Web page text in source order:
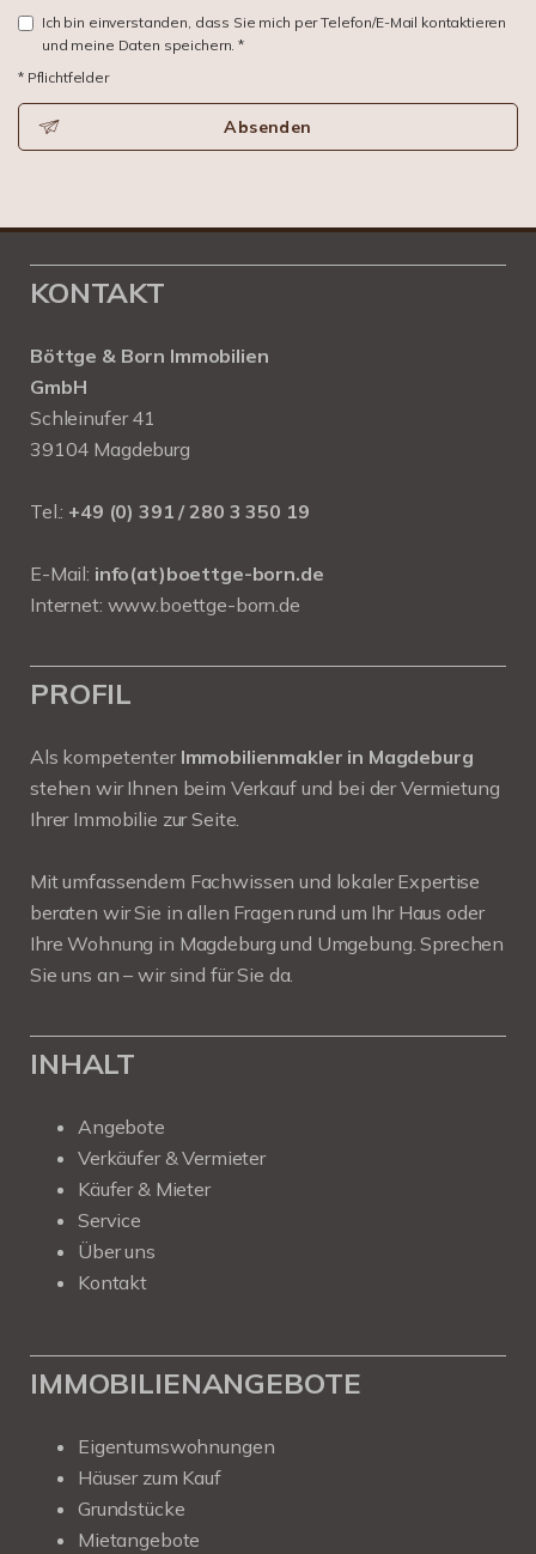
Ich bin einverstanden, dass Sie mich per Telefon/E-Mail kontaktieren
und meine Daten speichern. *
* Pflichtfelder
Absenden
KONTAKT
Böttge & Born Immobilien
GmbH
Schleinufer 41
39104 Magdeburg
Tel.: +49 (0) 391 / 280 3 350 19
E-Mail: info(at)boettge-born.de
Internet: www.boettge-born.de
PROFIL
Als kompetenter Immobilienmakler in Magdeburg
stehen wir Ihnen beim Verkauf und bei der Vermietung
Ihrer Immobilie zur Seite.
Mit umfassendem Fachwissen und lokaler Expertise
beraten wir Sie in allen Fragen rund um Ihr Haus oder
Ihre Wohnung in Magdeburg und Umgebung. Sprechen
Sie uns an – wir sind für Sie da.
INHALT
Angebote
Verkäufer & Vermieter
Käufer & Mieter
Service
Über uns
Kontakt
IMMOBILIENANGEBOTE
Eigentumswohnungen
Häuser zum Kauf
Grundstücke
Mietangebote